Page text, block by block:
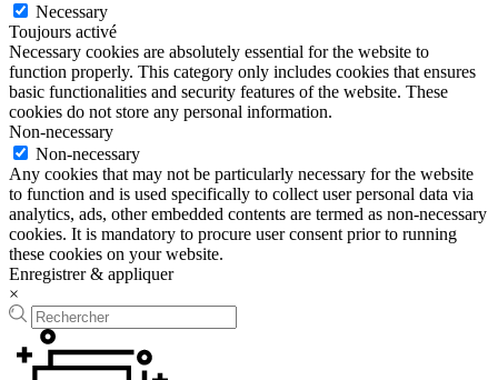
Necessary
Toujours activé
Necessary cookies are absolutely essential for the website to
function properly. This category only includes cookies that ensures
basic functionalities and security features of the website. These
cookies do not store any personal information.
Non-necessary
Non-necessary
Any cookies that may not be particularly necessary for the website
to function and is used specifically to collect user personal data via
analytics, ads, other embedded contents are termed as non-necessary
cookies. It is mandatory to procure user consent prior to running
these cookies on your website.
Enregistrer & appliquer
×